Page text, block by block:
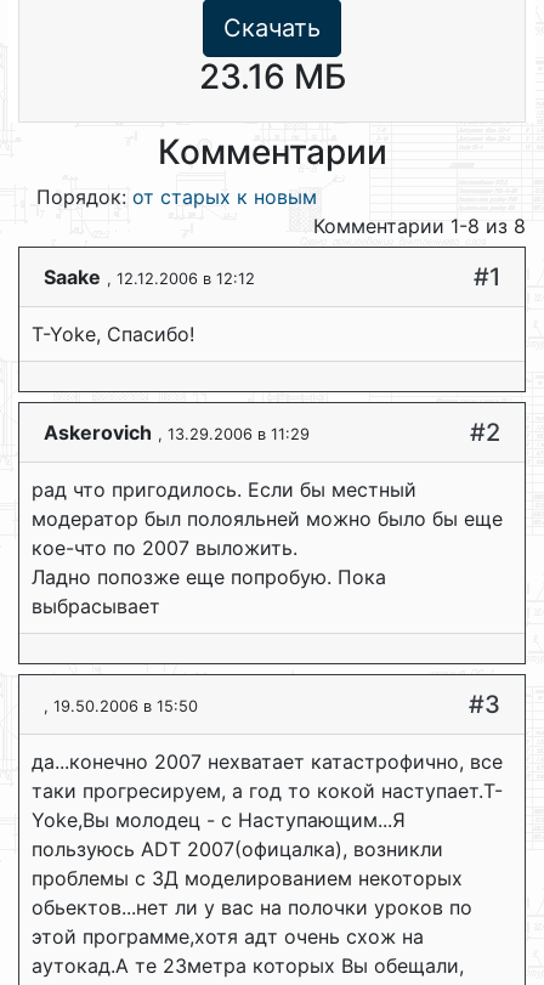
Скачать
23.16 МБ
Комментарии
Порядок: от старых к новым
Комментарии 1-8 из 8
Saake , 12.12.2006 в 12:12 #1
T-Yoke, Спасибо!
Askerovich , 13.29.2006 в 11:29 #2
рад что пригодилось. Если бы местный
модератор был полояльней можно было бы еще
кое-что по 2007 выложить.
Ладно попозже еще попробую. Пока
выбрасывает
, 19.50.2006 в 15:50 #3
да...конечно 2007 нехватает катастрофично, все
таки прогресируем, а год то кокой наступает.T-
Yoke,Вы молодец - с Наступающим...Я
пользуюсь ADT 2007(офицалка), возникли
проблемы с 3Д моделированием некоторых
обьектов...нет ли у вас на полочки уроков по
этой программе,хотя адт очень схож на
аутокад.А те 23метра которых Вы обещали,